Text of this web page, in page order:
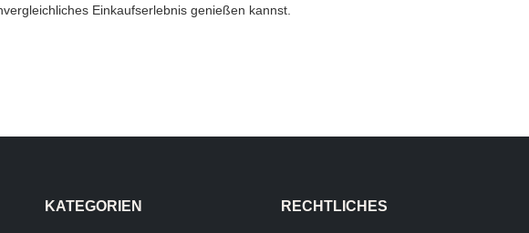
Einkaufserlebnis genießen kannst.
KATEGORIEN RECHTLICHES